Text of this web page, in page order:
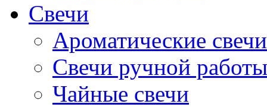
Свечи
Ароматические свечи
Свечи ручной работы
Чайные свечи